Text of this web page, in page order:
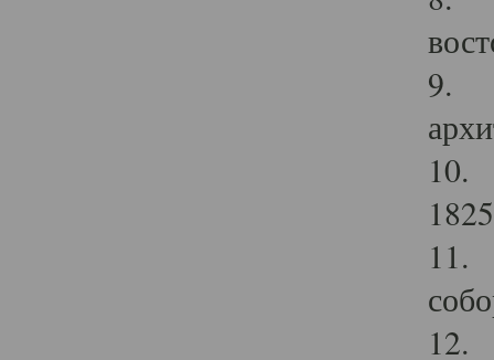
9.
10.
11.
12.